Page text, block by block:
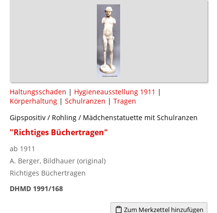
Haltungsschaden | Hygieneausstellung 1911 |
Körperhaltung | Schulranzen | Tragen
Gipspositiv / Rohling / Mädchenstatuette mit Schulranzen
"Richtiges Büchertragen"
ab 1911
A. Berger, Bildhauer (original)
Richtiges Büchertragen
DHMD 1991/168
Zum Merkzettel hinzufügen